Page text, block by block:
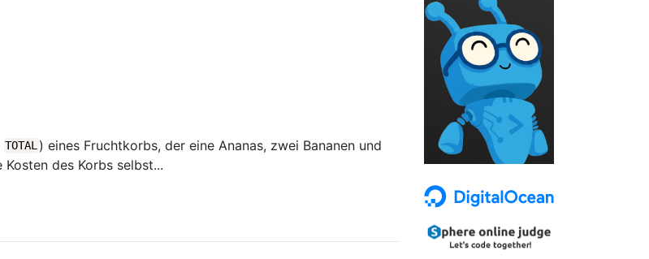
TOTAL) eines Fruchtkorbs, der eine Ananas, zwei Bananen und
des Korbs selbst...